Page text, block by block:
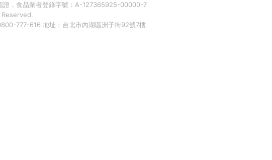
證，食品業者登錄字號：A-127365925-00000-7
777-616 地址：台北市內湖區洲子街92號7樓